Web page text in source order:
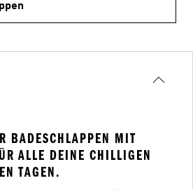
BADESCHLAPPEN MIT
ALLE DEINE CHILLIGEN
TAGEN.